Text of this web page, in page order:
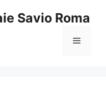
Savio Roma
Menu